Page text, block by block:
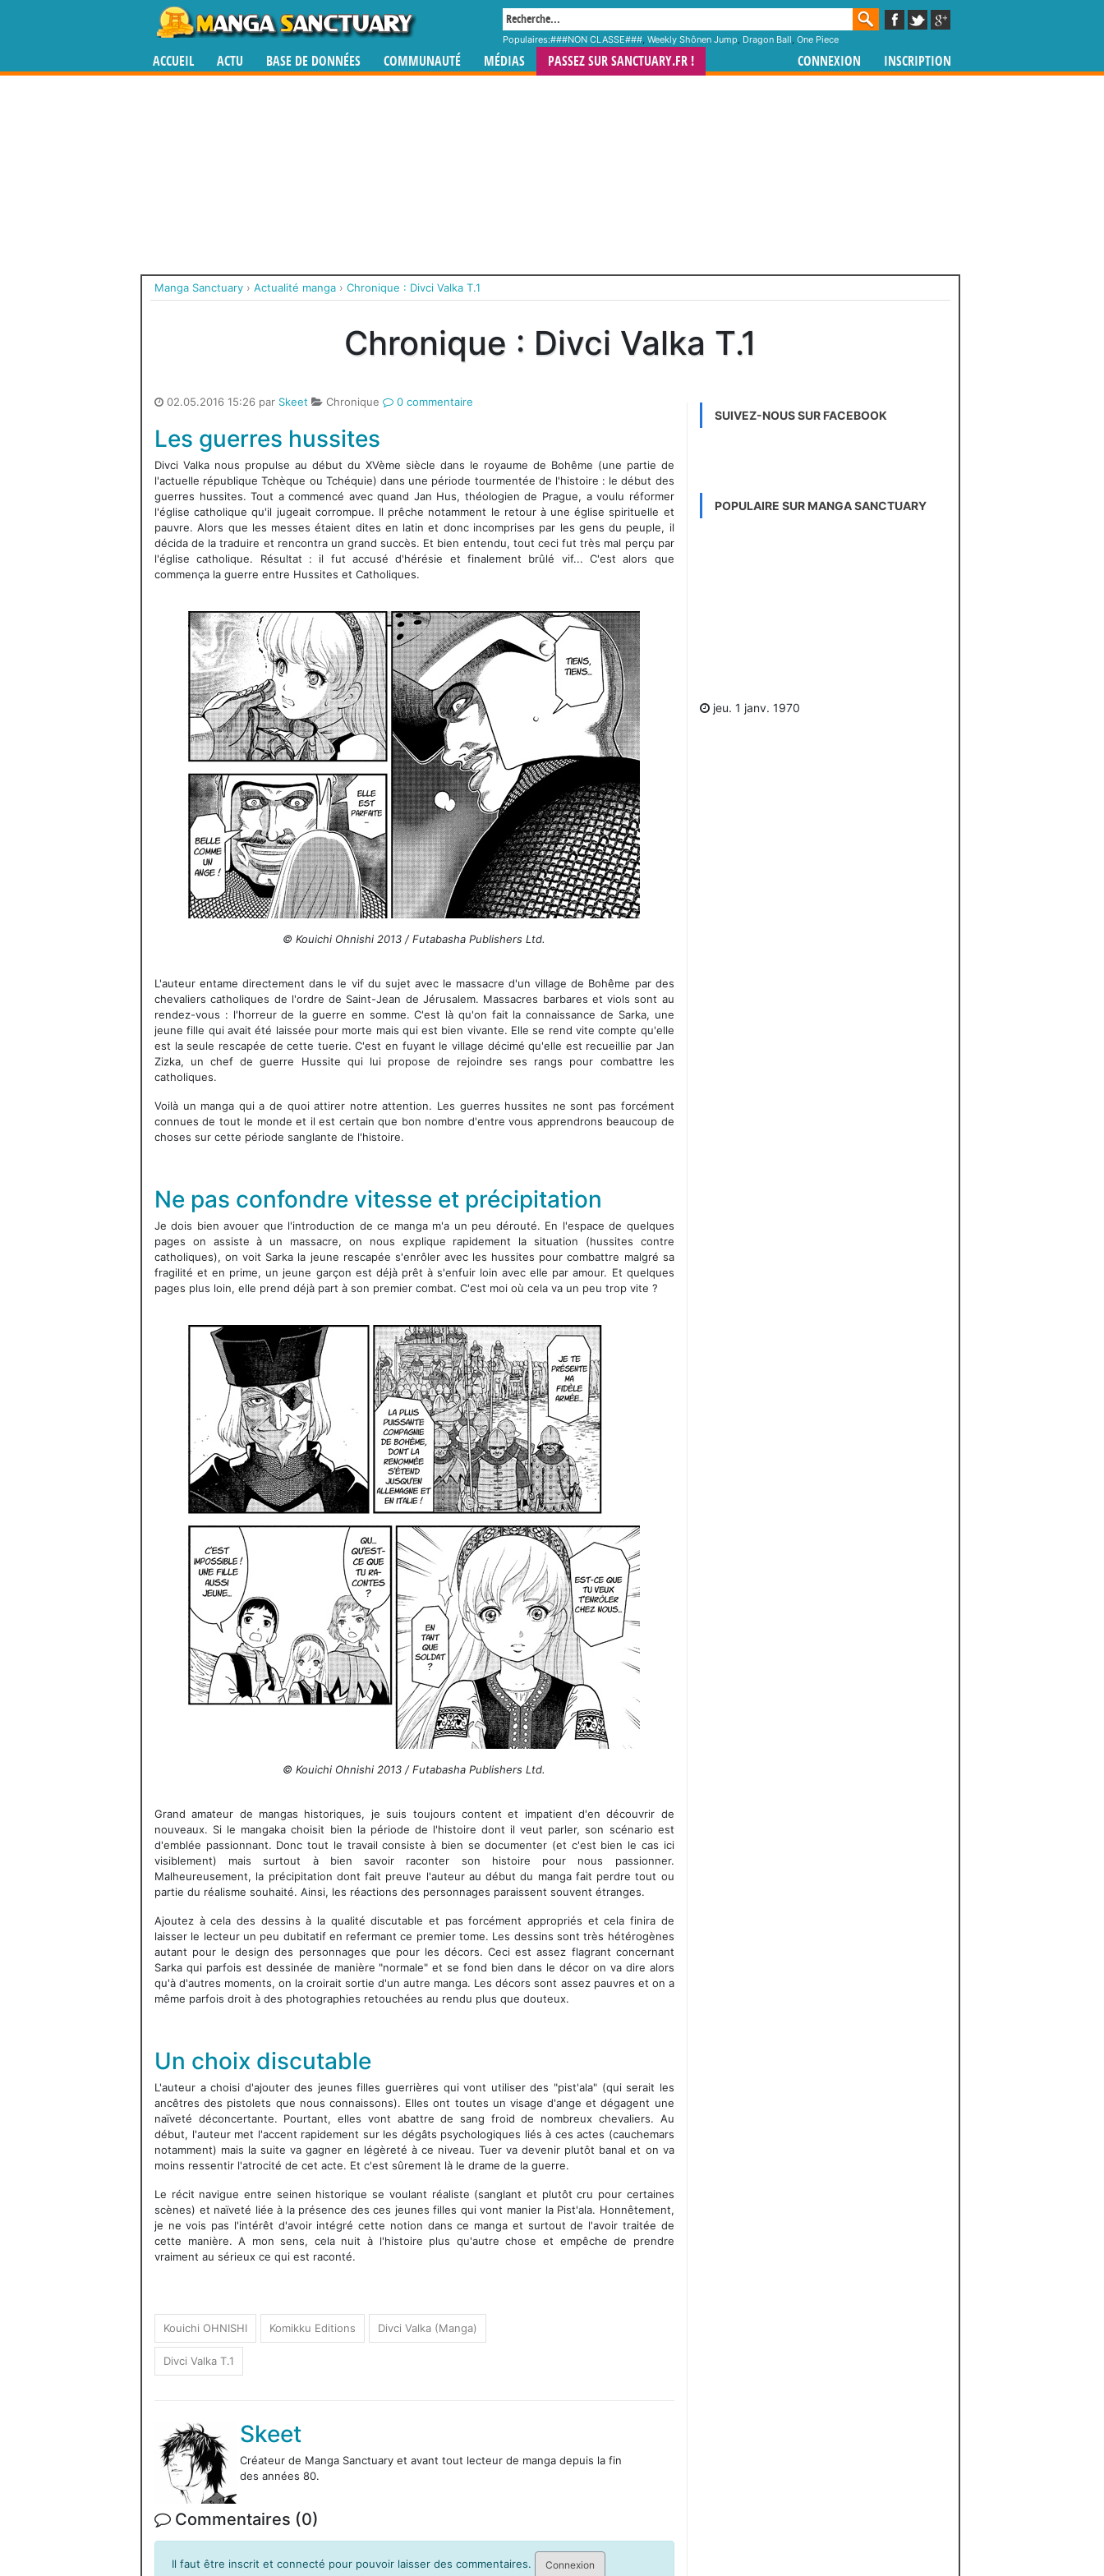
Populaires:###NON CLASSE###, Weekly Shônen Jump, Dragon Ball, One Piece
ACCUEIL ACTU BASE DE DONNÉES COMMUNAUTÉ MÉDIAS PASSEZ SUR SANCTUARY.FR ! CONNEXION INSCRIPTION
Manga Sanctuary › Actualité manga › Chronique : Divci Valka T.1
Chronique : Divci Valka T.1
02.05.2016 15:26 par Skeet Chronique 0 commentaire
Les guerres hussites
Divci Valka nous propulse au début du XVème siècle dans le royaume de Bohême (une partie de
l'actuelle république Tchèque ou Tchéquie) dans une période tourmentée de l'histoire : le début des
guerres hussites. Tout a commencé avec quand Jan Hus, théologien de Prague, a voulu réformer
l'église catholique qu'il jugeait corrompue. Il prêche notamment le retour à une église spirituelle et
pauvre. Alors que les messes étaient dites en latin et donc incomprises par les gens du peuple, il
décida de la traduire et rencontra un grand succès. Et bien entendu, tout ceci fut très mal perçu par
l'église catholique. Résultat : il fut accusé d'hérésie et finalement brûlé vif... C'est alors que
commença la guerre entre Hussites et Catholiques.
© Kouichi Ohnishi 2013 / Futabasha Publishers Ltd.
L'auteur entame directement dans le vif du sujet avec le massacre d'un village de Bohême par des
chevaliers catholiques de l'ordre de Saint-Jean de Jérusalem. Massacres barbares et viols sont au
rendez-vous : l'horreur de la guerre en somme. C'est là qu'on fait la connaissance de Sarka, une
jeune fille qui avait été laissée pour morte mais qui est bien vivante. Elle se rend vite compte qu'elle
est la seule rescapée de cette tuerie. C'est en fuyant le village décimé qu'elle est recueillie par Jan
Zizka, un chef de guerre Hussite qui lui propose de rejoindre ses rangs pour combattre les
catholiques.
Voilà un manga qui a de quoi attirer notre attention. Les guerres hussites ne sont pas forcément
connues de tout le monde et il est certain que bon nombre d'entre vous apprendrons beaucoup de
choses sur cette période sanglante de l'histoire.
Ne pas confondre vitesse et précipitation
Je dois bien avouer que l'introduction de ce manga m'a un peu dérouté. En l'espace de quelques
pages on assiste à un massacre, on nous explique rapidement la situation (hussites contre
catholiques), on voit Sarka la jeune rescapée s'enrôler avec les hussites pour combattre malgré sa
fragilité et en prime, un jeune garçon est déjà prêt à s'enfuir loin avec elle par amour. Et quelques
pages plus loin, elle prend déjà part à son premier combat. C'est moi où cela va un peu trop vite ?
© Kouichi Ohnishi 2013 / Futabasha Publishers Ltd.
Grand amateur de mangas historiques, je suis toujours content et impatient d'en découvrir de
nouveaux. Si le mangaka choisit bien la période de l'histoire dont il veut parler, son scénario est
d'emblée passionnant. Donc tout le travail consiste à bien se documenter (et c'est bien le cas ici
visiblement) mais surtout à bien savoir raconter son histoire pour nous passionner.
Malheureusement, la précipitation dont fait preuve l'auteur au début du manga fait perdre tout ou
partie du réalisme souhaité. Ainsi, les réactions des personnages paraissent souvent étranges.
Ajoutez à cela des dessins à la qualité discutable et pas forcément appropriés et cela finira de
laisser le lecteur un peu dubitatif en refermant ce premier tome. Les dessins sont très hétérogènes
autant pour le design des personnages que pour les décors. Ceci est assez flagrant concernant
Sarka qui parfois est dessinée de manière "normale" et se fond bien dans le décor on va dire alors
qu'à d'autres moments, on la croirait sortie d'un autre manga. Les décors sont assez pauvres et on a
même parfois droit à des photographies retouchées au rendu plus que douteux.
Un choix discutable
L'auteur a choisi d'ajouter des jeunes filles guerrières qui vont utiliser des "pist'ala" (qui serait les
ancêtres des pistolets que nous connaissons). Elles ont toutes un visage d'ange et dégagent une
naïveté déconcertante. Pourtant, elles vont abattre de sang froid de nombreux chevaliers. Au
début, l'auteur met l'accent rapidement sur les dégâts psychologiques liés à ces actes (cauchemars
notamment) mais la suite va gagner en légèreté à ce niveau. Tuer va devenir plutôt banal et on va
moins ressentir l'atrocité de cet acte. Et c'est sûrement là le drame de la guerre.
Le récit navigue entre seinen historique se voulant réaliste (sanglant et plutôt cru pour certaines
scènes) et naïveté liée à la présence des ces jeunes filles qui vont manier la Pist'ala. Honnêtement,
je ne vois pas l'intérêt d'avoir intégré cette notion dans ce manga et surtout de l'avoir traitée de
cette manière. A mon sens, cela nuit à l'histoire plus qu'autre chose et empêche de prendre
vraiment au sérieux ce qui est raconté.
Kouichi OHNISHI Komikku Editions Divci Valka (Manga)
Divci Valka T.1
Skeet
Créateur de Manga Sanctuary et avant tout lecteur de manga depuis la fin
des années 80.
Commentaires (0)
Il faut être inscrit et connecté pour pouvoir laisser des commentaires. Connexion
SUIVEZ-NOUS SUR FACEBOOK
POPULAIRE SUR MANGA SANCTUARY
jeu. 1 janv. 1970